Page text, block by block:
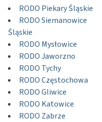
RODO Piekary Śląskie
RODO Siemanowice
Śląskie
RODO Mysłowice
RODO Jaworzno
RODO Tychy
RODO Częstochowa
RODO Gliwice
RODO Katowice
RODO Zabrze